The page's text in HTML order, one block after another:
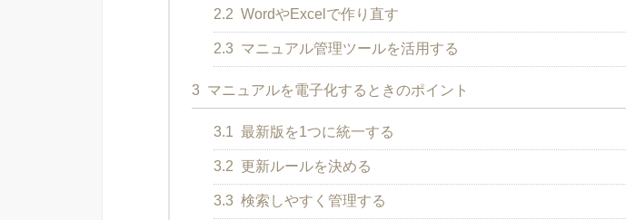
2.2 WordやExcelで作り直す
2.3 マニュアル管理ツールを活用する
3 マニュアルを電子化するときのポイント
3.1 最新版を1つに統一する
3.2 更新ルールを決める
3.3 検索しやすく管理する